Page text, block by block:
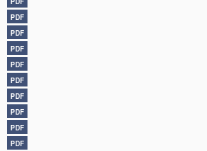
PDF
PDF
PDF
PDF
PDF
PDF
PDF
PDF
PDF